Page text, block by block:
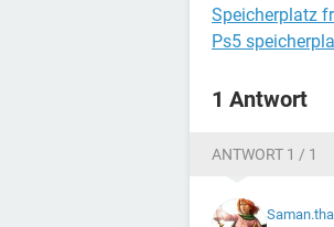
Speicherplatz
Ps5
1 Antwort
ANTWORT 1 / 1
Saman.tha